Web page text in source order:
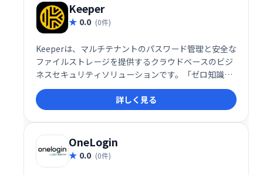
Keeper
0.0 (0件)
Keeperは、マルチテナントのパスワード管理と安全な
ファイルストレージを提供するクラウドベースのビジ
ネスセキュリティソリューションです。「ゼロ知識」
セキュリティ機能を提供し、ユーザーはデバイスと
Keeperクラウドセキュリティボルトに保存されている
情報にのみアクセスできます。
詳しく見る
OneLogin
0.0 (0件)